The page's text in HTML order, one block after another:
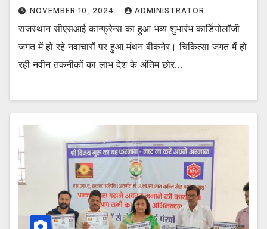
NOVEMBER 10, 2024 ADMINISTRATOR
राजस्थान सीएसआई कान्फ्रेन्स का हुआ भव्य शुभारंभ कार्डियोलॉजी
जगत में हो रहे नवाचारों पर हुआ मंथन बीकनेर। चिकित्सा जगत में हो
रही नवीन तकनीकों का लाभ देश के अंतिम छोर…